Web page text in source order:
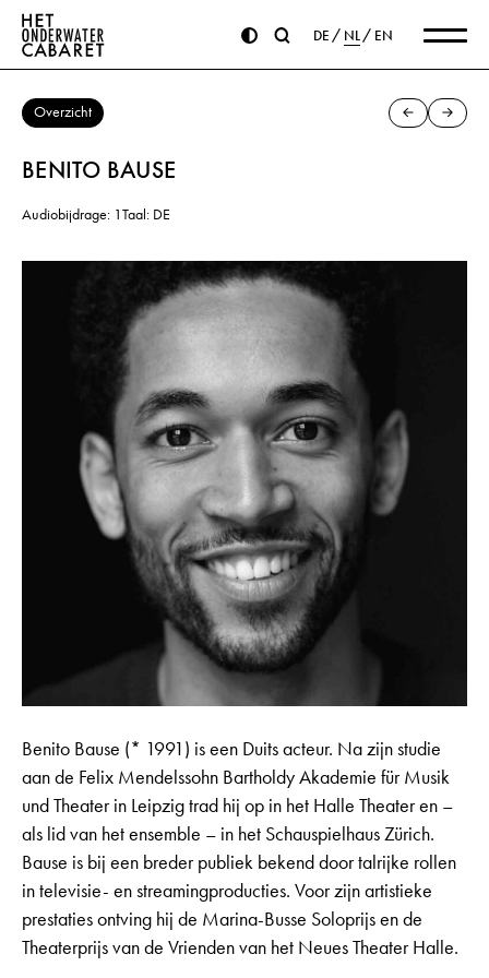
DE NL EN
Overzicht
BENITO BAUSE
Audiobijdrage: 1Taal: DE
Benito Bause (* 1991) is een Duits acteur. Na zijn studie
aan de Felix Mendelssohn Bartholdy Akademie für Musik
und Theater in Leipzig trad hij op in het Halle Theater en –
als lid van het ensemble – in het Schauspielhaus Zürich.
Bause is bij een breder publiek bekend door talrijke rollen
in televisie- en streamingproducties. Voor zijn artistieke
prestaties ontving hij de Marina-Busse Soloprijs en de
Theaterprijs van de Vrienden van het Neues Theater Halle.